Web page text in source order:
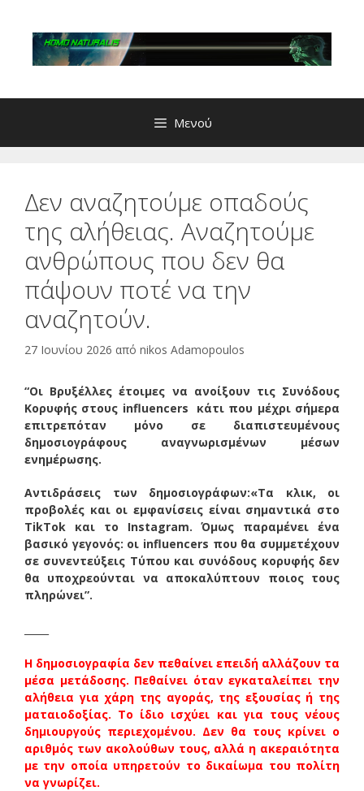
περιεχόμενο
Μενού
Δεν αναζητούμε οπαδούς
της αλήθειας. Αναζητούμε
ανθρώπους που δεν θα
πάψουν ποτέ να την
αναζητούν.
27 Ιουνίου 2026 από nikos Adamopoulos
“Οι Βρυξέλλες έτοιμες να ανοίξουν τις Συνόδους
Κορυφής στους influencers κάτι που μέχρι σήμερα
επιτρεπόταν μόνο σε διαπιστευμένους
δημοσιογράφους αναγνωρισμένων μέσων
ενημέρωσης.
Αντιδράσεις των δημοσιογράφων:«Τα κλικ, οι
προβολές και οι εμφανίσεις είναι σημαντικά στο
TikTok και το Instagram. Όμως παραμένει ένα
βασικό γεγονός: οι influencers που θα συμμετέχουν
σε συνεντεύξεις Τύπου και συνόδους κορυφής δεν
θα υποχρεούνται να αποκαλύπτουν ποιος τους
πληρώνει”.
Η δημοσιογραφία δεν πεθαίνει επειδή αλλάζουν τα
μέσα μετάδοσης. Πεθαίνει όταν εγκαταλείπει την
αλήθεια για χάρη της αγοράς, της εξουσίας ή της
ματαιοδοξίας. Το ίδιο ισχύει και για τους νέους
δημιουργούς περιεχομένου. Δεν θα τους κρίνει ο
αριθμός των ακολούθων τους, αλλά η ακεραιότητα
με την οποία υπηρετούν το δικαίωμα του πολίτη
να γνωρίζει.